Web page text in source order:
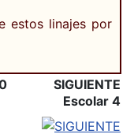
estos linajes por
SIGUIENTE
Escolar 4